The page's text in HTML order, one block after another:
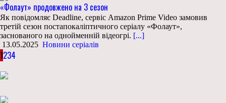
«Фолаут» продовжено на 3 сезон
Як повідомляє Deadline, сервіс Amazon Prime Video замовив
третій сезон постапокаліптичного серіалу «Фолаут»,
заснованого на однойменній відеогрі. [...]
13.05.2025 Новини серіалів
1234